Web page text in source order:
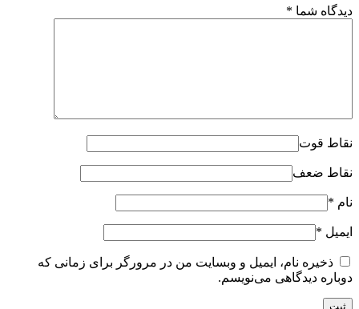
دیدگاه شما *
نقاط قوت
نقاط ضعف
نام *
ایمیل *
ذخیره نام، ایمیل و وبسایت من در مرورگر برای زمانی که
دوباره دیدگاهی می‌نویسم.